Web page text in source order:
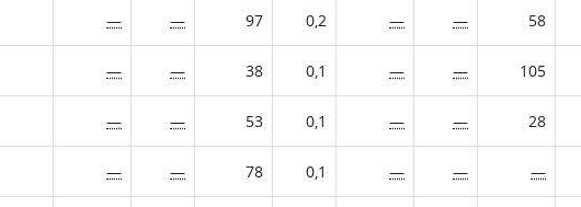
— — 97 0,2 — — 58
— — 38 0,1 — — 105
— — 53 0,1 — — 28
— — 78 0,1 — — —